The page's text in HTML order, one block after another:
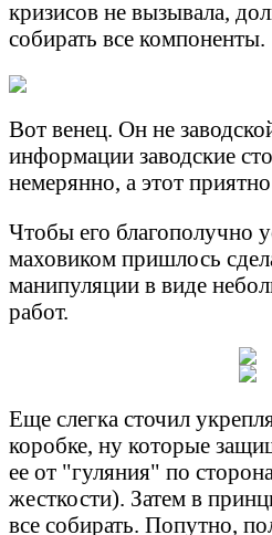
кризисов не вызывала,
собирать все компоненты.
Вот венец. Он не
информации заводские
немерянно, а этот
Чтобы его благополучно
маховиком пришлось
манипуляции в виде
работ.
Еще слегка сточил
коробке, ну которые
ее от "гуляния" по
жесткости). Затем в
все собирать. Попутно,